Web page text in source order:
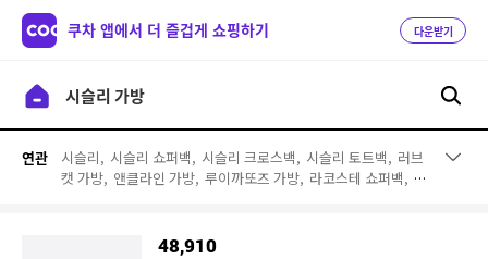
쿠차 앱에서 더 즐겁게 쇼핑하기 다운받기
연관 시슬리, 시슬리 쇼퍼백, 시슬리 크로스백, 시슬리 토트백, 러브
캣 가방, 앤클라인 가방, 루이까또즈 가방, 라코스테 쇼퍼백, 라
제이에스티나 가방, 라코스테 가방,
48,910